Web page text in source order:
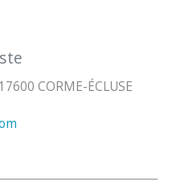
CORME-ÉCLUSE